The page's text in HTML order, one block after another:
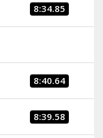
8:34.85
8:40.64
8:39.58